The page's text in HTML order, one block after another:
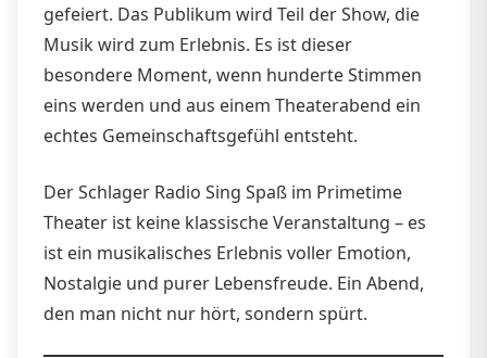
gefeiert. Das Publikum wird Teil der Show, die
Musik wird zum Erlebnis. Es ist dieser
besondere Moment, wenn hunderte Stimmen
eins werden und aus einem Theaterabend ein
echtes Gemeinschaftsgefühl entsteht.
Der Schlager Radio Sing Spaß im Primetime
Theater ist keine klassische Veranstaltung – es
ist ein musikalisches Erlebnis voller Emotion,
Nostalgie und purer Lebensfreude. Ein Abend,
den man nicht nur hört, sondern spürt.